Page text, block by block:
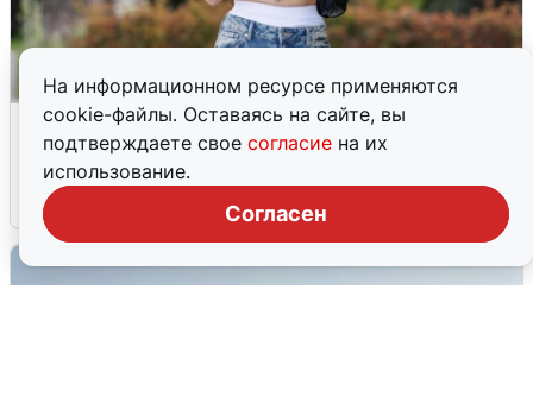
На информационном ресурсе применяются
cookie-файлы. Оставаясь на сайте, вы
подтверждаете свое согласие на их
использование.
Согласен
Волгоградцы остались без
мобильного интернета
6 августа